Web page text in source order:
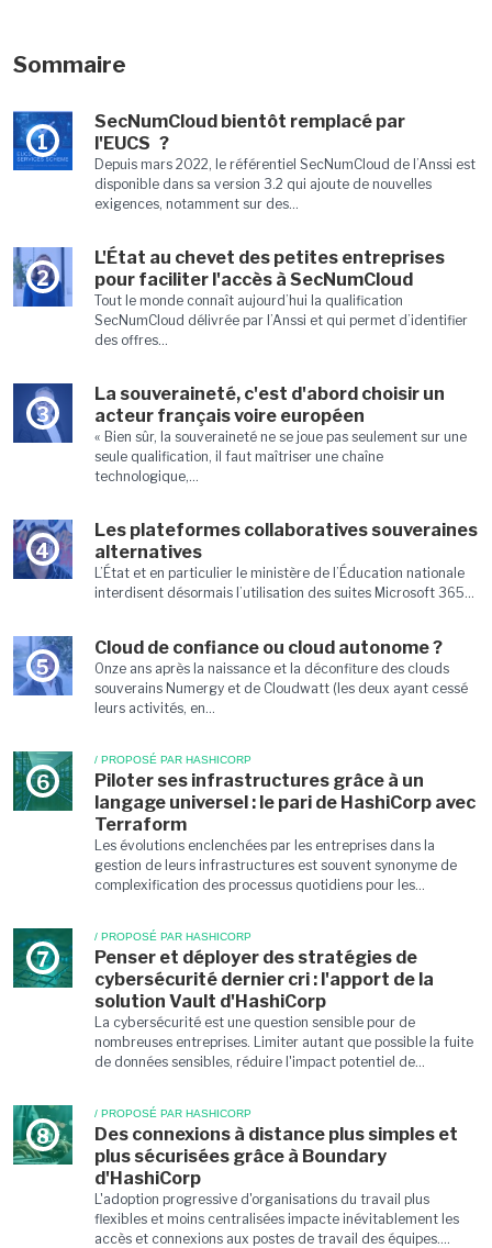
Sommaire
1
SecNumCloud bientôt remplacé par
l'EUCS ?
Depuis mars 2022, le référentiel SecNumCloud de l’Anssi est
disponible dans sa version 3.2 qui ajoute de nouvelles
exigences, notamment sur des...
2
L'État au chevet des petites entreprises
pour faciliter l'accès à SecNumCloud
Tout le monde connaît aujourd’hui la qualification
SecNumCloud délivrée par l’Anssi et qui permet d’identifier
des offres...
3
La souveraineté, c'est d'abord choisir un
acteur français voire européen
« Bien sûr, la souveraineté ne se joue pas seulement sur une
seule qualification, il faut maîtriser une chaîne
technologique,...
4
Les plateformes collaboratives souveraines
alternatives
L’État et en particulier le ministère de l’Éducation nationale
interdisent désormais l’utilisation des suites Microsoft 365...
5
Cloud de confiance ou cloud autonome ?
Onze ans après la naissance et la déconfiture des clouds
souverains Numergy et de Cloudwatt (les deux ayant cessé
leurs activités, en...
6
/ PROPOSÉ PAR HASHICORP
Piloter ses infrastructures grâce à un
langage universel : le pari de HashiCorp avec
Terraform
Les évolutions enclenchées par les entreprises dans la
gestion de leurs infrastructures est souvent synonyme de
complexification des processus quotidiens pour les...
7
/ PROPOSÉ PAR HASHICORP
Penser et déployer des stratégies de
cybersécurité dernier cri : l'apport de la
solution Vault d'HashiCorp
La cybersécurité est une question sensible pour de
nombreuses entreprises. Limiter autant que possible la fuite
de données sensibles, réduire l'impact potentiel de...
8
/ PROPOSÉ PAR HASHICORP
Des connexions à distance plus simples et
plus sécurisées grâce à Boundary
d'HashiCorp
L'adoption progressive d'organisations du travail plus
flexibles et moins centralisées impacte inévitablement les
accès et connexions aux postes de travail des équipes....